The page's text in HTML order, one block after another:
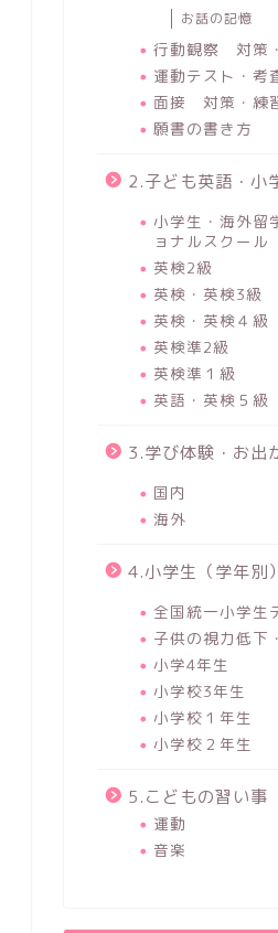
お話の記憶
行動観察 対策
運動テスト・
面接 対策・練
願書の書き方
2.子ども英語・小
小学生・海外留
ョナルスクール
英検2級
英検・英検3級
英検・英検４級
英検準2級
英検準１級
英語・英検５級
3.学び体験・お出
国内
海外
4.小学生（学年別
全国統一小学生
子供の視力低下
小学4年生
小学校3年生
小学校１年生
小学校２年生
5.こどもの習い事
運動
音楽